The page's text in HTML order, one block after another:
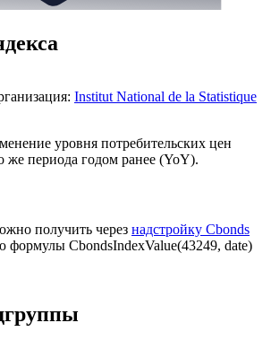
Institut National de la Statistique
уровня потребительских цен
же периода годом ранее (YoY).
получить через надстройку Cbonds
формулы CbondsIndexValue(43249, date)